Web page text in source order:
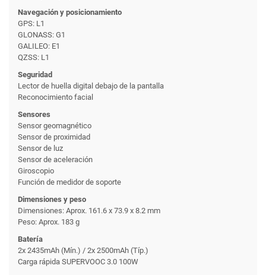
Navegación y posicionamiento
GPS: L1
GLONASS: G1
GALILEO: E1
QZSS: L1
Seguridad
Lector de huella digital debajo de la pantalla
Reconocimiento facial
Sensores
Sensor geomagnético
Sensor de proximidad
Sensor de luz
Sensor de aceleración
Giroscopio
Función de medidor de soporte
Dimensiones y peso
Dimensiones: Aprox. 161.6 x 73.9 x 8.2 mm
Peso: Aprox. 183 g
Batería
2x 2435mAh (Mín.) / 2x 2500mAh (Típ.)
Carga rápida SUPERVOOC 3.0 100W